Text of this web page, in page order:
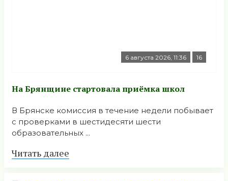
6 августа 2026, 11:36 16
На Брянщине стартовала приёмка школ
В Брянске комиссия в течение недели побывает
с проверками в шестидесяти шести
образовательных ...
Читать далее